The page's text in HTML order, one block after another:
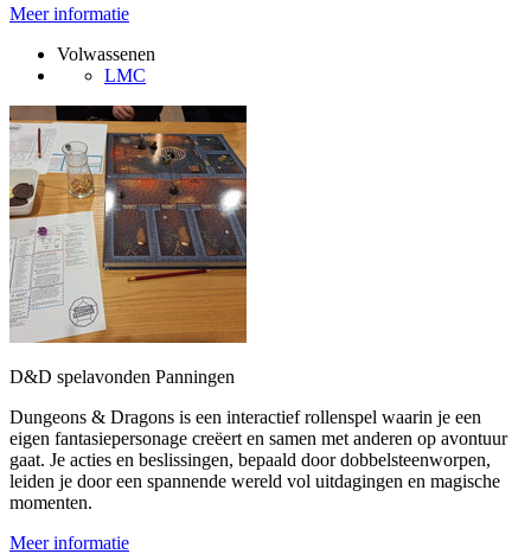
Meer informatie
Volwassenen
LMC
D&D spelavonden Panningen
Dungeons & Dragons is een interactief rollenspel waarin je een
eigen fantasiepersonage creëert en samen met anderen op avontuur
gaat. Je acties en beslissingen, bepaald door dobbelsteenworpen,
leiden je door een spannende wereld vol uitdagingen en magische
momenten.
Meer informatie